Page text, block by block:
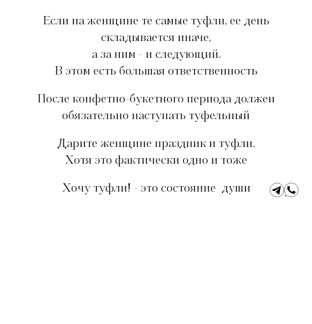
Если на женщине те самые туфли, ее день
складывается иначе,
а за ним - и следующий.
В этом есть большая ответственность
После конфетно-букетного периода должен
обязательно наступать туфельный
Дарите женщине праздник и туфли.
Хотя это фактически одно и тоже
Хочу туфли! - это состояние души